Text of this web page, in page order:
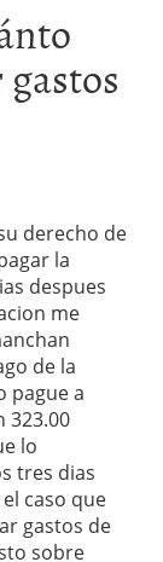
derecho de
la
despues
me
de la
pague a
323.00
lo
tres dias
caso que
gastos de
sobre